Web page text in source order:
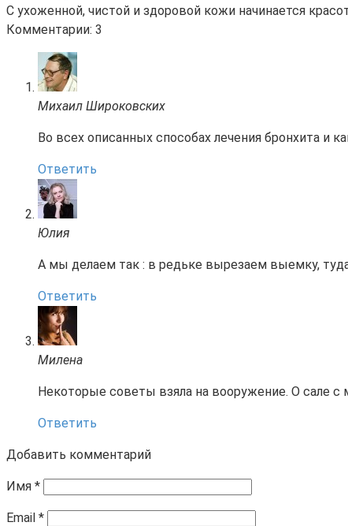
С ухоженной, чистой и здоровой кожи начинается
Комментарии: 3
Михаил Широковских
Во всех описанных способах лечения бронхита и
Ответить
Юлия
А мы делаем так : в редьке вырезаем выемку,
Ответить
Милена
Некоторые советы взяла на вооружение. О сале
Ответить
Добавить комментарий
Имя *
Email *